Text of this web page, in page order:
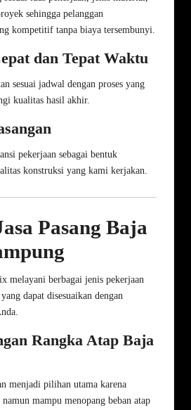
sehingga pelanggan
kompetitif tanpa biaya tersembunyi.
dan Tepat Waktu
sesuai jadwal dengan proses yang
kualitas hasil akhir.
pekerjaan sebagai bentuk
konstruksi yang kami kerjakan.
Pasang Baja
melayani berbagai jenis pekerjaan
dapat disesuaikan dengan
Rangka Atap Baja
menjadi pilihan utama karena
mampu menopang beban atap